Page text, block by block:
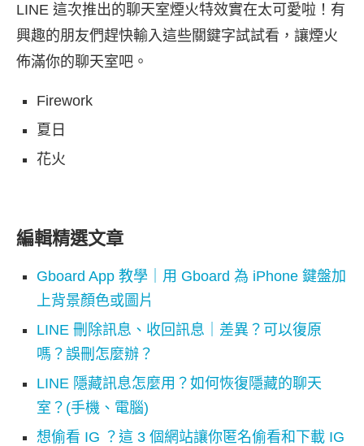
LINE 這次推出的聊天室煙火特效實在太可愛啦！有
興趣的朋友們趕快輸入這些關鍵字試試看，讓煙火
佈滿你的聊天室吧。
Firework
夏日
花火
編輯精選文章
Gboard App 教學｜用 Gboard 為 iPhone 鍵盤加
上背景顏色或圖片
LINE 刪除訊息、收回訊息｜差異？可以復原
嗎？誤刪怎麼辦？
LINE 隱藏訊息怎麼用？如何恢復隱藏的聊天
室？(手機、電腦)
想偷看 IG ？這 3 個網站讓你匿名偷看和下載 IG